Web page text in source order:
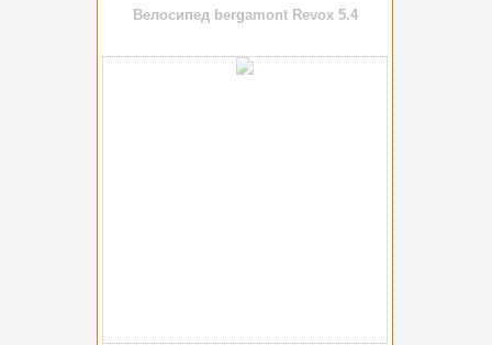
Велосипед bergamont Revox 5.4